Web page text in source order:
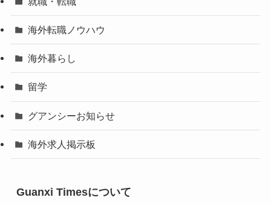
海外転職ノウハウ
海外暮らし
留学
グアンシーお知らせ
海外求人掲示板
Guanxi Timesについて